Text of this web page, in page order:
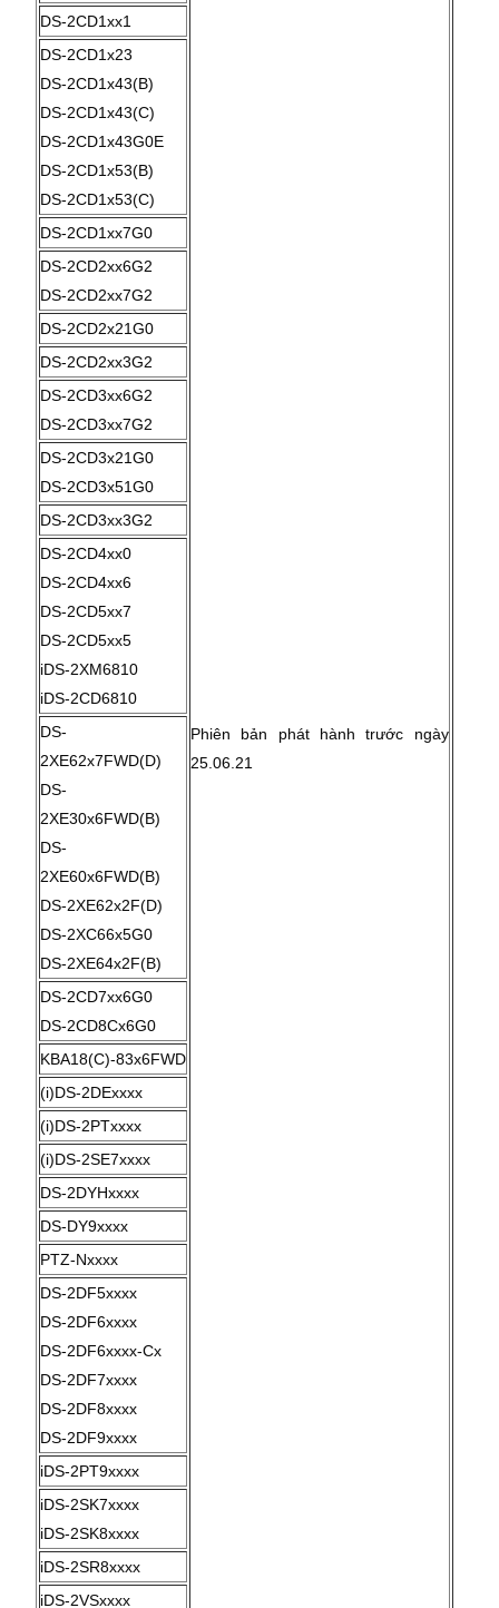
Phiên bản phát hành trước ngày
25.06.21
DS-2CD1xx1
DS-2CD1x23
DS-2CD1x43(B)
DS-2CD1x43(C)
DS-2CD1x43G0E
DS-2CD1x53(B)
DS-2CD1x53(C)
DS-2CD1xx7G0
DS-2CD2xx6G2
DS-2CD2xx7G2
DS-2CD2x21G0
DS-2CD2xx3G2
DS-2CD3xx6G2
DS-2CD3xx7G2
DS-2CD3x21G0
DS-2CD3x51G0
DS-2CD3xx3G2
DS-2CD4xx0
DS-2CD4xx6
DS-2CD5xx7
DS-2CD5xx5
iDS-2XM6810
iDS-2CD6810
DS-
2XE62x7FWD(D)
DS-
2XE30x6FWD(B)
DS-
2XE60x6FWD(B)
DS-2XE62x2F(D)
DS-2XC66x5G0
DS-2XE64x2F(B)
DS-2CD7xx6G0
DS-2CD8Cx6G0
KBA18(C)-83x6FWD
(i)DS-2DExxxx
(i)DS-2PTxxxx
(i)DS-2SE7xxxx
DS-2DYHxxxx
DS-DY9xxxx
PTZ-Nxxxx
DS-2DF5xxxx
DS-2DF6xxxx
DS-2DF6xxxx-Cx
DS-2DF7xxxx
DS-2DF8xxxx
DS-2DF9xxxx
iDS-2PT9xxxx
iDS-2SK7xxxx
iDS-2SK8xxxx
iDS-2SR8xxxx
iDS-2VSxxxx